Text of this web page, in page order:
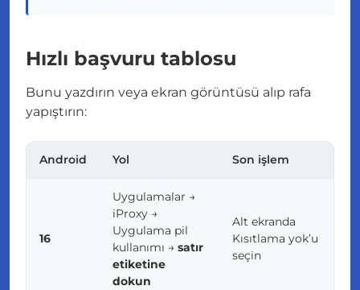
Hızlı başvuru tablosu
Bunu yazdırın veya ekran görüntüsü alıp rafa
yapıştırın:
Android Yol Son işlem
16
Uygulamalar →
iProxy →
Uygulama pil
kullanımı → satır
etiketine
dokun
Alt ekranda
Kısıtlama yok’u
seçin